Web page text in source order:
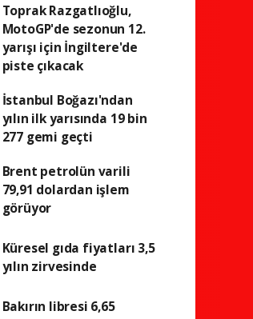
Toprak Razgatlıoğlu,
MotoGP'de sezonun 12.
yarışı için İngiltere'de
piste çıkacak
İstanbul Boğazı'ndan
yılın ilk yarısında 19 bin
277 gemi geçti
Brent petrolün varili
79,91 dolardan işlem
görüyor
Küresel gıda fiyatları 3,5
yılın zirvesinde
Bakırın libresi 6,65